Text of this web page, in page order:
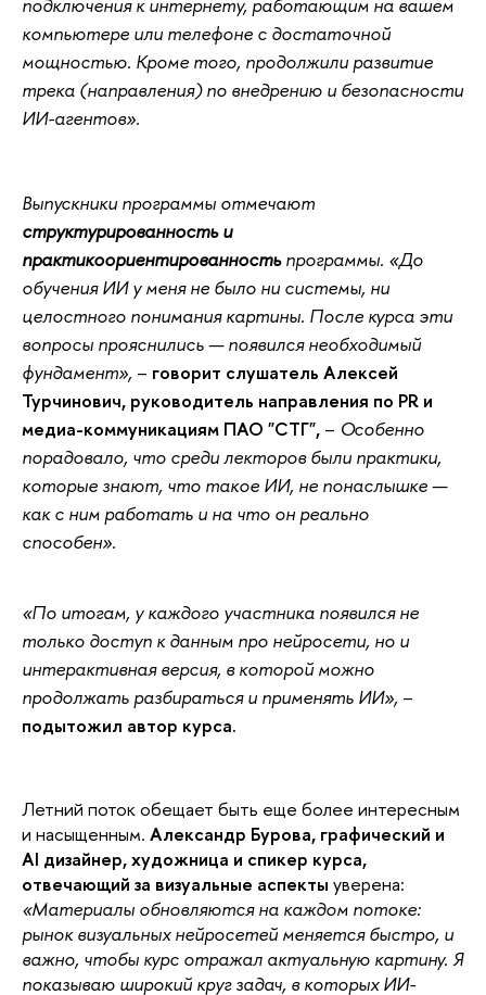
компьютере или телефоне с достаточной
мощностью. Кроме того, продолжили развитие
трека (направления) по внедрению и безопасности
ИИ-агентов».
Выпускники программы отмечают
структурированность и
практикоориентированностьпрограммы. «До
обучения ИИ у меня не было ни системы, ни
целостного понимания картины. После курса эти
вопросы прояснились — появился необходимый
фундамент», – говорит слушатель Алексей
Турчинович, руководитель направления по PR и
медиа-коммуникациям ПАО "СТГ", – Особенно
порадовало, что среди лекторов были практики,
которые знают, что такое ИИ, не понаслышке —
как с ним работать и на что он реально
способен».
«По итогам, у каждого участника появился не
только доступ к данным про нейросети, но и
интерактивная версия, в которой можно
продолжать разбираться и применять ИИ», –
подытожил автор курса.
Летний поток обещает быть еще более интересным
и насыщенным. Александр Бурова, графический и
AI дизайнер, художница и спикер курса,
отвечающий за визуальные аспекты уверена:
«Материалы обновляются на каждом потоке:
рынок визуальных нейросетей меняется быстро, и
важно, чтобы курс отражал актуальную картину. Я
показываю широкий круг задач, в которых ИИ-